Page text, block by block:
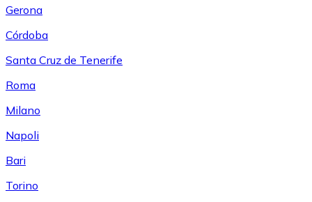
Gerona
Córdoba
Santa Cruz de Tenerife
Roma
Milano
Napoli
Bari
Torino